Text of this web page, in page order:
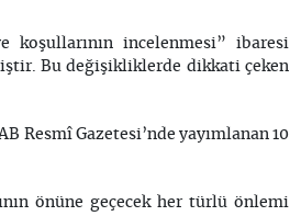
koşullarının incelenmesi” ibaresi
Bu değişikliklerde dikkati çeken
Resmî Gazetesi’nde yayımlanan 10
önüne geçecek her türlü önlemi